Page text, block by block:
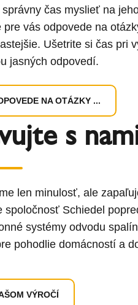
čas myslieť na
pre vás odpovede na
Ušetrite si čas pri
jasných odpovedí.
NA OTÁZKY ...
s
len minulosť, ale
spoločnosť Schiedel
systémy odvodu
pohodlie domácností a
VÝROČÍ